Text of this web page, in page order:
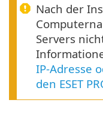
Nach der
Servers
IP-Adresse
den ESET